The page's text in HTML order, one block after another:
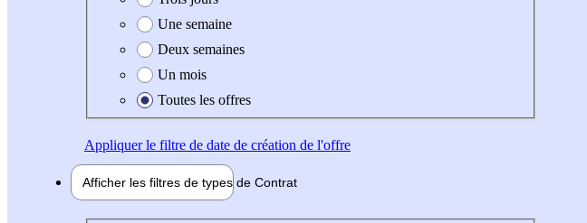
Une semaine
Deux semaines
Un mois
Toutes les offres
Appliquerle filtre de date de création de l'offre
Afficher les filtres de types de Contrat